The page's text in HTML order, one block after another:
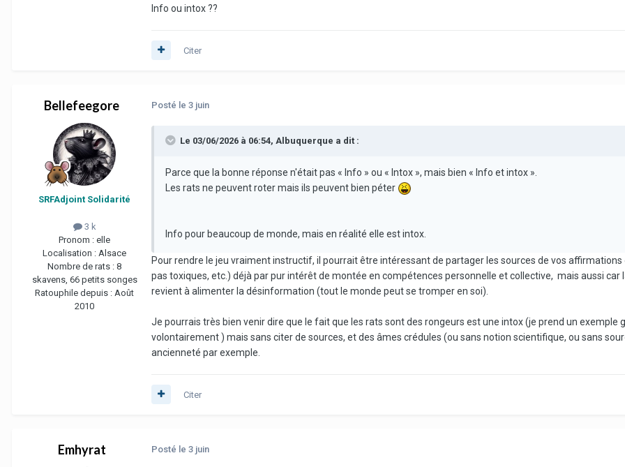
Info ou intox ??
Citer
Bellefeegore
SRFAdjoint Solidarité
3 k
Pronom : elle
Localisation : Alsace
Nombre de rats : 8
skavens, 66 petits songes
Ratouphile depuis : Août
2010
Posté le 3 juin
Le 03/06/2026 à 06:54, Albuquerque a dit :
Parce que la bonne réponse n'était pas « Info » ou « Intox », mais bien « Info et intox ».
Les rats ne peuvent roter mais ils peuvent bien péter
Info pour beaucoup de monde, mais en réalité elle est intox.
Pour rendre le jeu vraiment instructif, il pourrait être intéressant de partager les sources de vos
pas toxiques, etc.) déjà par pur intérêt de montée en compétences personnelle et collective, mais aussi
revient à alimenter la désinformation (tout le monde peut se tromper en soi).
Je pourrais très bien venir dire que le fait que les rats sont des rongeurs est une intox (je prend un
volontairement ) mais sans citer de sources, et des âmes crédules (ou sans notion scientifique, ou sans
ancienneté par exemple.
Citer
Emhyrat Posté le 3 juin